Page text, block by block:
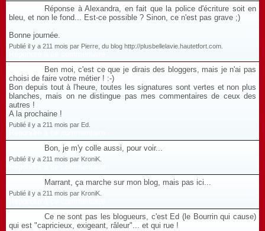
Réponse à Alexandra, en fait que la police d'écriture soit en
bleu, et non le fond... Est-ce possible ? Sinon, ce n'est pas grave ;)
Bonne journée.
Publié il y a 211 mois par Pierre, du blog http://plusbellelavie.hautetfort.com.
Ben moi, c'est ce que je dirais des bloggers, mais je n'ai pas
choisi de faire votre métier ! :-)
Bon depuis tout à l'heure, toutes les signatures sont vertes et non plus
blanches, mais on ne distingue pas mes commentaires de ceux des
autres !
A la prochaine !
Publié il y a 211 mois par Ed.
Bon, je m'y colle aussi, pour voir...
Publié il y a 211 mois par KroniK.
Marrant, ça marche sur mon blog, mais pas ici...
Publié il y a 211 mois par KroniK.
Ce ne sont pas les blogueurs, c'est Ed (le Bourrin qui cause)
qui est "capricieux, exigeant, râleur"... et qui rue !